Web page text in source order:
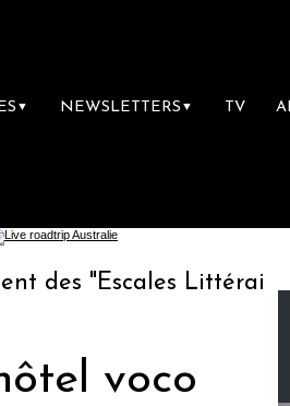
▼ NEWSLETTERS ▼ TV
Littéraires", la
voco